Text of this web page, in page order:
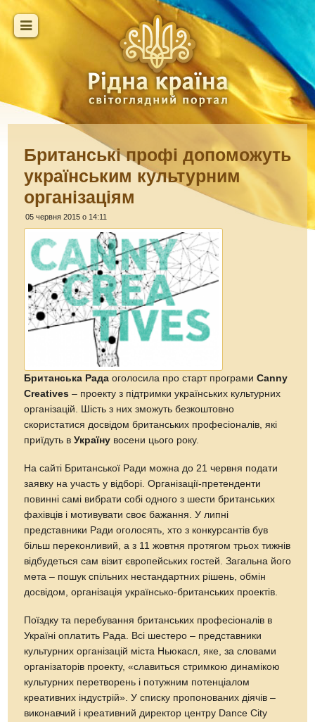
Британські профі допоможуть
українським культурним
організаціям
05 червня 2015 о 14:11
Британська Рада оголосила про старт програмиCanny
Creatives – проекту з підтримки українських культурних
організацій. Шість з них зможуть безкоштовно
скористатися досвідом британських професіоналів, які
приїдуть вУкраїну восени цього року.
На сайті Британської Ради можна до 21 червня подати
заявку на участь у відборі. Організації-претенденти
повинні самі вибрати собі одного з шести британських
фахівців і мотивувати своє бажання. У липні
представники Ради оголосять, хто з конкурсантів був
більш переконливий, а з 11 жовтня протягом трьох тижнів
відбудеться сам візит європейських гостей. Загальна його
мета – пошук спільних нестандартних рішень, обмін
досвідом, організація українсько-британських проектів.
Поїздку та перебування британських професіоналів в
Україні оплатить Рада. Всі шестеро – представники
культурних організацій міста Ньюкасл, яке, за словами
організаторів проекту, «славиться стримкою динамікою
культурних перетворень і потужним потенціалом
креативних індустрій». У списку пропонованих діячів –
виконавчий і креативний директор центру Dance City